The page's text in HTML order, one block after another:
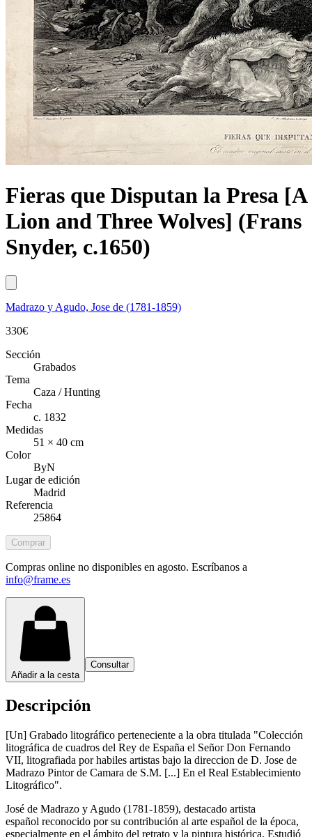
Fieras que Disputan la Presa [A
Lion and Three Wolves] (Frans
Snyder, c.1650)
Madrazo y Agudo, Jose de (1781-1859)
330€
Sección
Grabados
Tema
Caza / Hunting
Fecha
c. 1832
Medidas
51 × 40 cm
Color
ByN
Lugar de edición
Madrid
Referencia
25864
Comprar
Compras online no disponibles en agosto. Escríbanos a
info@frame.es
Añadir a la cesta
Consultar
Descripción
[Un] Grabado litográfico perteneciente a la obra titulada "Colección
litográfica de cuadros del Rey de España el Señor Don Fernando
VII, litografiada por habiles artistas bajo la direccion de D. Jose de
Madrazo Pintor de Camara de S.M. [...] En el Real Establecimiento
Litográfico".
José de Madrazo y Agudo (1781-1859), destacado artista
español reconocido por su contribución al arte español de la época,
especialmente en el ámbito del retrato y la pintura histórica. Estudió